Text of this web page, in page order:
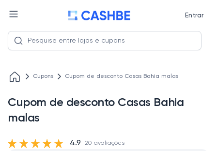
Entrar
Cupons Cupom de desconto Casas Bahia malas
Cupom de desconto Casas Bahia
malas
4.9 20 avaliações